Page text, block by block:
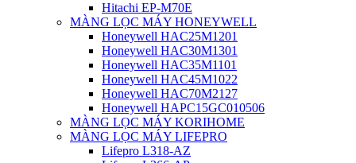
Hitachi EP-M70E
MÀNG LỌC MÁY HONEYWELL
Honeywell HAC25M1201
Honeywell HAC30M1301
Honeywell HAC35M1101
Honeywell HAC45M1022
Honeywell HAC70M2127
Honeywell HAPC15GC010506
MÀNG LỌC MÁY KORIHOME
MÀNG LỌC MÁY LIFEPRO
Lifepro L318-AZ